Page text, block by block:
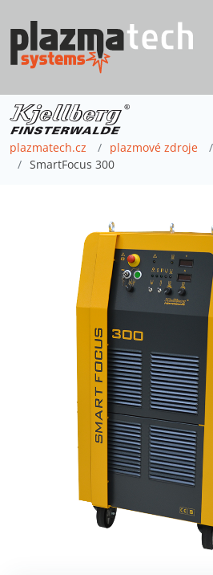
plazmatech.cz plazmové zdroje
SmartFocus 300